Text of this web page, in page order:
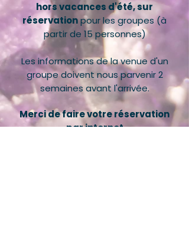
hors vacances d'été, sur
réservationpour les groupes (à
partir de 15 personnes)
Les informations de la venue d'un
groupe doivent nous parvenir 2
semaines avant l'arrivée.
Merci de faire votre réservation
par internet